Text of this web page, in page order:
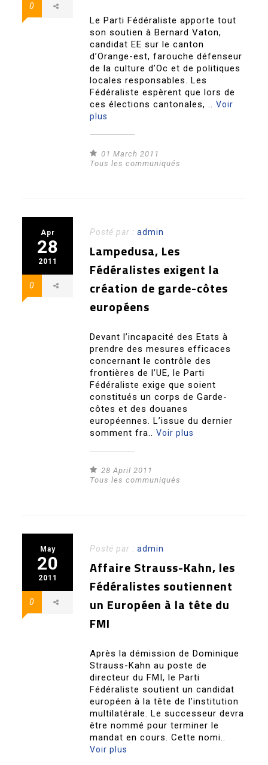
0
Le Parti Fédéraliste apporte tout
son soutien à Bernard Vaton,
candidat EE sur le canton
d’Orange-est, farouche défenseur
de la culture d’Oc et de politiques
locales responsables. Les
Fédéraliste espèrent que lors de
ces élections cantonales, ..Voir
plus
01 March 2011
Tous les communiqués
Apr
28
2011
0
Posté par :admin
Lampedusa, Les
Fédéralistes exigent la
création de garde-côtes
européens
Devant l’incapacité des Etats à
prendre des mesures efficaces
concernant le contrôle des
frontières de l’UE, le Parti
Fédéraliste exige que soient
constitués un corps de Garde-
côtes et des douanes
européennes. L’issue du dernier
somment fra..Voir plus
28 April 2011
Tous les communiqués
May
20
2011
0
Posté par :admin
Affaire Strauss-Kahn, les
Fédéralistes soutiennent
un Européen à la tête du
FMI
Après la démission de Dominique
Strauss-Kahn au poste de
directeur du FMI, le Parti
Fédéraliste soutient un candidat
européen à la tête de l’institution
multilatérale. Le successeur devra
être nommé pour terminer le
mandat en cours. Cette nomi..
Voir plus